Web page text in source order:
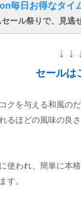
毎日お得なタイ
ール祭りで、見逃
↓ ↓
セールは
クを与える和風の
るほどの風味の良
使われ、簡単に本
す。